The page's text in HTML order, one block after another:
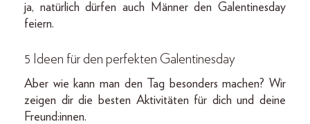
ja, natürlich dürfen auch Männer den Galentinesday
feiern.
5 Ideen für den perfekten Galentinesday
Aber wie kann man den Tag besonders machen? Wir
zeigen dir die besten Aktivitäten für dich und deine
Freund:innen.